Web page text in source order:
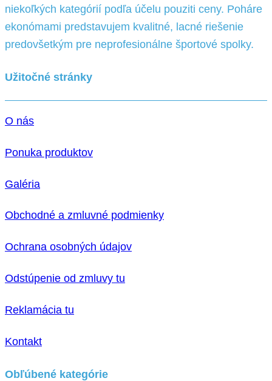
niekoľkých kategórií podľa účelu pouziti ceny. Poháre
ekonómami predstavujem kvalitné, lacné riešenie
predovšetkým pre neprofesionálne športové spolky.
Užitočné stránky
O nás
Ponuka produktov
Galéria
Obchodné a zmluvné podmienky
Ochrana osobných údajov
Odstúpenie od zmluvy tu
Reklamácia tu
Kontakt
Obľúbené kategórie